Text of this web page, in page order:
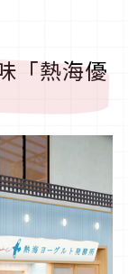
「熱海優